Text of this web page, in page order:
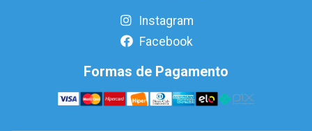
Instagram
Facebook
Formas de Pagamento